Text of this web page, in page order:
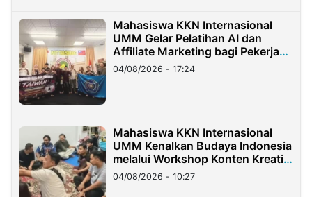
Mahasiswa KKN Internasional
UMM Gelar Pelatihan AI dan
Affiliate Marketing bagi Pekerja
Migran Indonesia di Taiwan
04/08/2026 - 17:24
Mahasiswa KKN Internasional
UMM Kenalkan Budaya Indonesia
melalui Workshop Konten Kreatif
di Taiwan
04/08/2026 - 10:27